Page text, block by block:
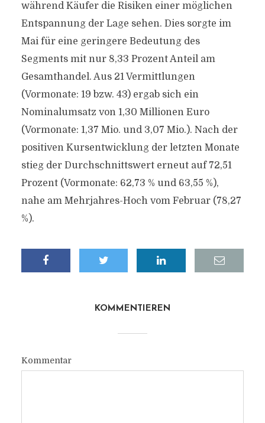
während Käufer die Risiken einer möglichen
Entspannung der Lage sehen. Dies sorgte im
Mai für eine geringere Bedeutung des
Segments mit nur 8,33 Prozent Anteil am
Gesamthandel. Aus 21 Vermittlungen
(Vormonate: 19 bzw. 43) ergab sich ein
Nominalumsatz von 1,30 Millionen Euro
(Vormonate: 1,37 Mio. und 3,07 Mio.). Nach der
positiven Kursentwicklung der letzten Monate
stieg der Durchschnittswert erneut auf 72,51
Prozent (Vormonate: 62,73 % und 63,55 %),
nahe am Mehrjahres-Hoch vom Februar (78,27
%).
KOMMENTIEREN
Kommentar